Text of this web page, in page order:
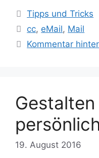
Kategorien
Tipps und Tricks
Schlagwörter
cc, eMail, Mail
Kommentar
19. August 2016